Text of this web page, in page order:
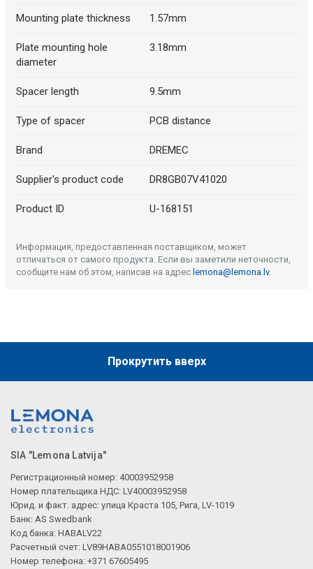
Mounting plate thickness 1.57mm
Plate mounting hole
diameter
3.18mm
Spacer length 9.5mm
Type of spacer PCB distance
Brand DREMEC
Supplier's product code DR8GB07V41020
Product ID U-168151
Информация, предоставленная поставщиком, может
отличаться от самого продукта. Если вы заметили неточности,
сообщите нам об этом, написав на адрес lemona@lemona.lv.
Прокрутить вверх
SIA "Lemona Latvija"
Регистрационный номер: 40003952958
Номер плательщика НДС: LV40003952958
Юрид. и факт. адрес: улица Краста 105, Рига, LV-1019
Банк: AS Swedbank
Код банка: HABALV22
Расчетный счет: LV89HABA0551018001906
Номер телефона: +371 67605495